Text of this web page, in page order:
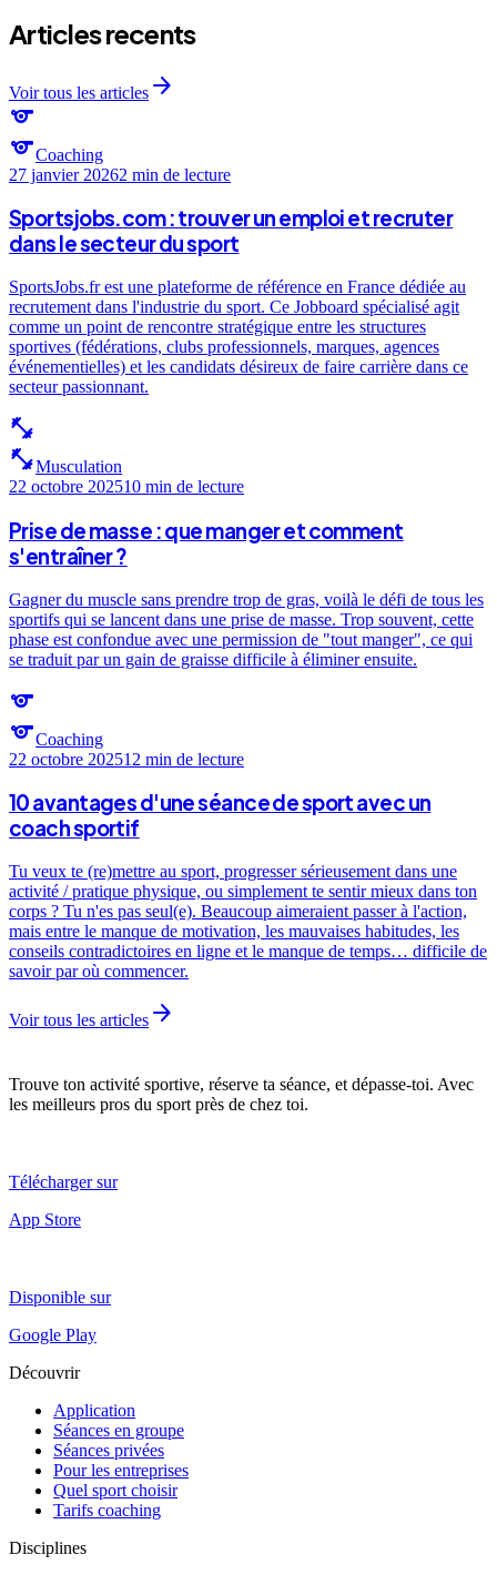
Articles recents
Voir tous les articles arrow_forward
sports
sportsCoaching
27 janvier 20262 min de lecture
Sportsjobs.com : trouver un emploi et recruter
dans le secteur du sport
SportsJobs.fr est une plateforme de référence en France dédiée au
recrutement dans l'industrie du sport. Ce Jobboard spécialisé agit
comme un point de rencontre stratégique entre les structures
sportives (fédérations, clubs professionnels, marques, agences
événementielles) et les candidats désireux de faire carrière dans ce
secteur passionnant.
fitness_center
fitness_centerMusculation
22 octobre 202510 min de lecture
Prise de masse : que manger et comment
s'entraîner ?
Gagner du muscle sans prendre trop de gras, voilà le défi de tous les
sportifs qui se lancent dans une prise de masse. Trop souvent, cette
phase est confondue avec une permission de "tout manger", ce qui
se traduit par un gain de graisse difficile à éliminer ensuite.
sports
sportsCoaching
22 octobre 202512 min de lecture
10 avantages d'une séance de sport avec un
coach sportif
Tu veux te (re)mettre au sport, progresser sérieusement dans une
activité / pratique physique, ou simplement te sentir mieux dans ton
corps ? Tu n'es pas seul(e). Beaucoup aimeraient passer à l'action,
mais entre le manque de motivation, les mauvaises habitudes, les
conseils contradictoires en ligne et le manque de temps… difficile de
savoir par où commencer.
Voir tous les articles arrow_forward
Trouve ton activité sportive, réserve ta séance, et dépasse-toi. Avec
les meilleurs pros du sport près de chez toi.
Télécharger sur
App Store
Disponible sur
Google Play
Découvrir
Application
Séances en groupe
Séances privées
Pour les entreprises
Quel sport choisir
Tarifs coaching
Disciplines